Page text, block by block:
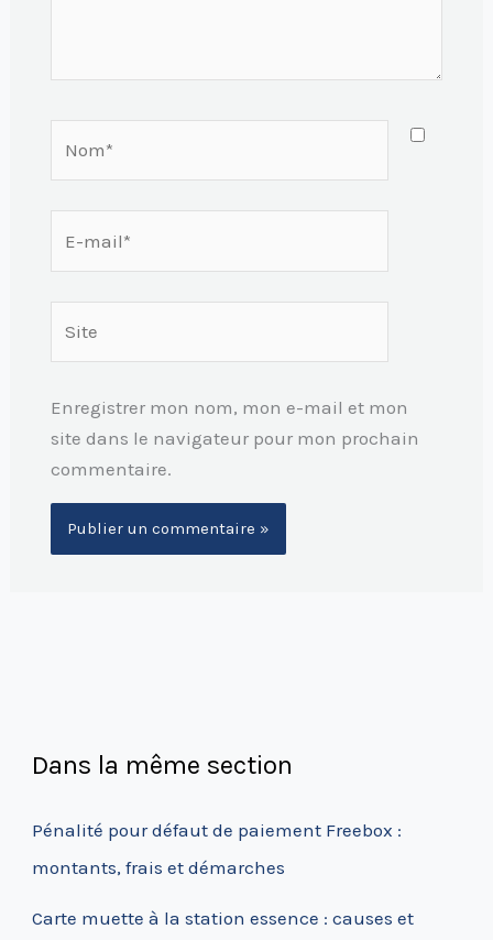
Enregistrer mon nom, mon e-mail et mon
site dans le navigateur pour mon prochain
commentaire.
Dans la même section
Pénalité pour défaut de paiement Freebox :
montants, frais et démarches
Carte muette à la station essence : causes et